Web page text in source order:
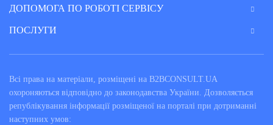
ДОПОМОГА ПО РОБОТІ СЕРВІСУ
ПОСЛУГИ
Всі права на матеріали, розміщені на B2BCONSULT.UA
охороняються відповідно до законодавства України. Дозволяється
републікування інформації розміщеної на порталі при дотриманні
наступних умов: